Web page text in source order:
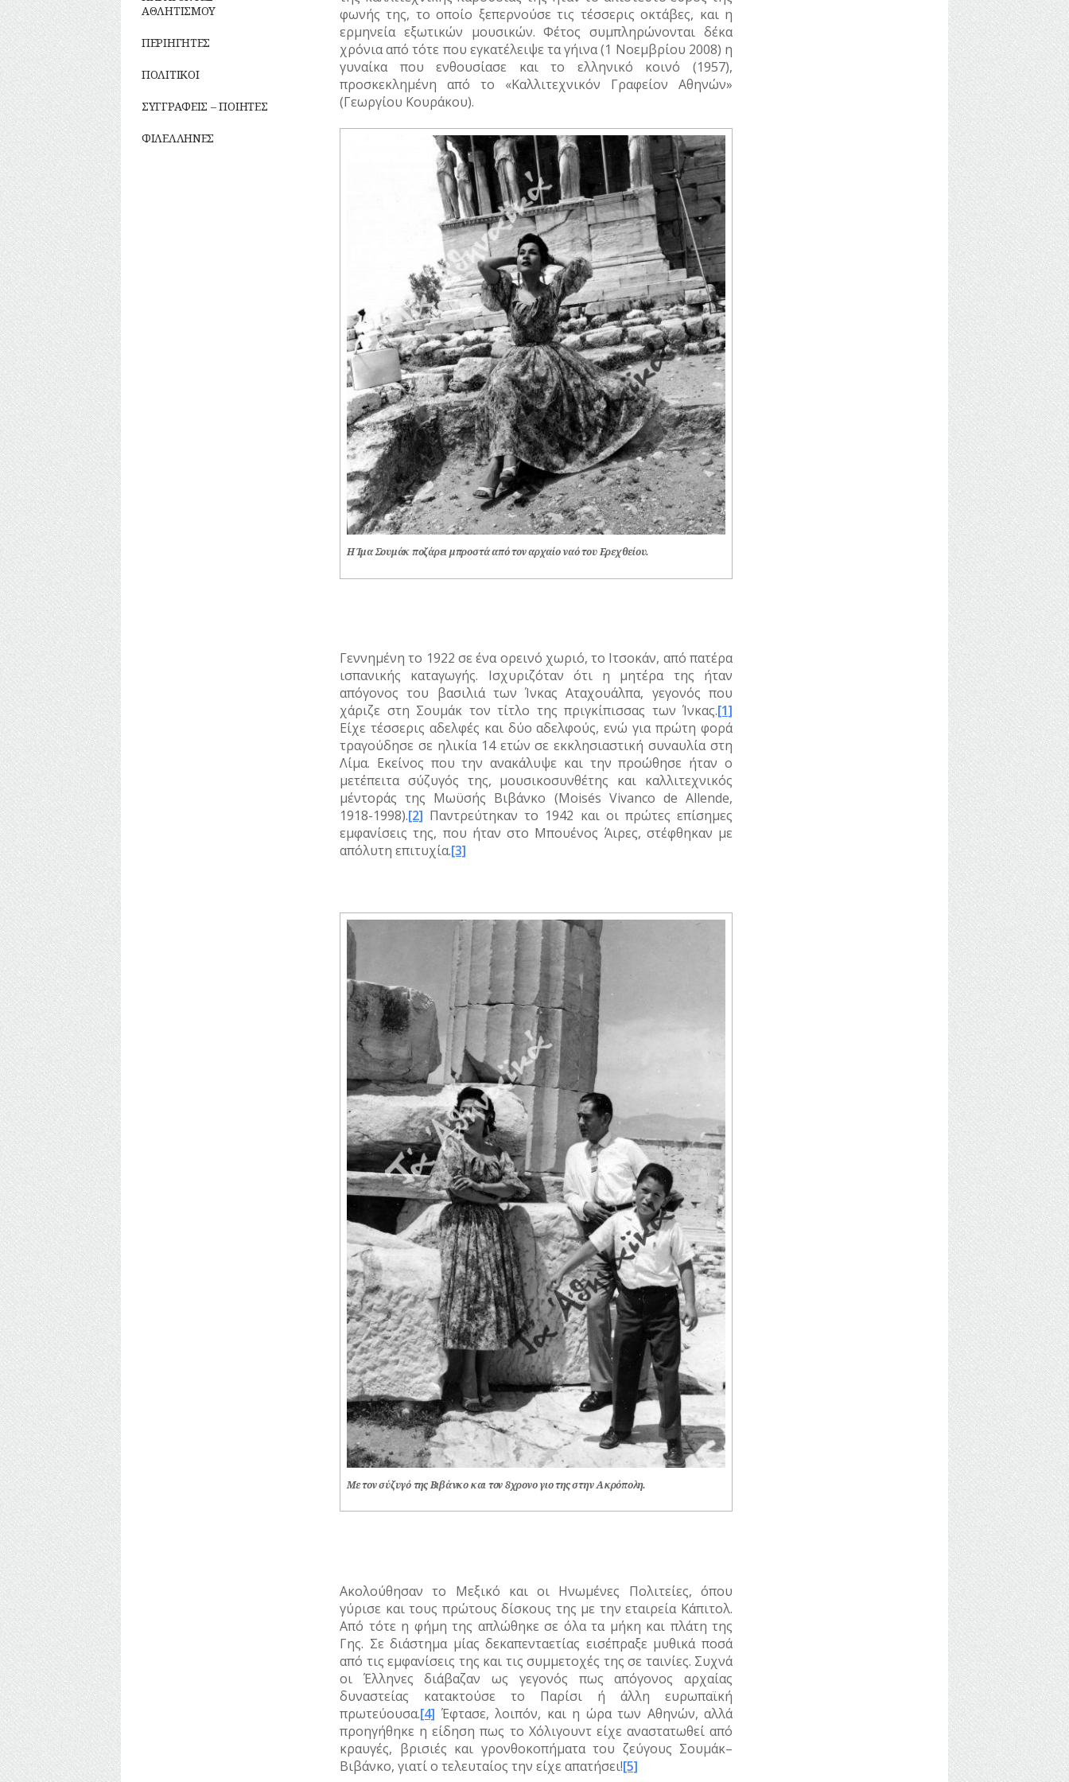
ΡΕΜΑΤΑ
ΣΥΓΚΟΙΝΩΝΙΕΣ
ΣΥΛΛΟΓΟΙ-
ΑΘΛΗΤΙΣΜΟΥ
ΠΕΡΙΗΓΗΤΕΣ
ΠΟΛΙΤΙΚΟΙ
ΣΥΓΓΡΑΦΕΙΣ – ΠΟΙΗΤΕΣ
ΦΙΛΕΛΛΗΝΕΣ
φωνής της, το οποίο ξεπερνούσε τις τέσσερις οκτάβες, και η
ερμηνεία εξωτικών μουσικών. Φέτος συμπληρώνονται δέκα
χρόνια από τότε που εγκατέλειψε τα γήινα (1 Νοεμβρίου 2008) η
γυναίκα που ενθουσίασε και το ελληνικό κοινό (1957),
προσκεκλημένη από το «Καλλιτεχνικόν Γραφείον Αθηνών»
(Γεωργίου Κουράκου).
Η Ίμα Σουμάκ ποζάρει μπροστά από τον αρχαίο ναό του Ερεχθείου.
Γεννημένη το 1922 σε ένα ορεινό χωριό, το Ιτσοκάν, από πατέρα
ισπανικής καταγωγής. Ισχυριζόταν ότι η μητέρα της ήταν
απόγονος του βασιλιά των Ίνκας Αταχουάλπα, γεγονός που
χάριζε στη Σουμάκ τον τίτλο της πριγκίπισσας των Ίνκας.[1]
Είχε τέσσερις αδελφές και δύο αδελφούς, ενώ για πρώτη φορά
τραγούδησε σε ηλικία 14 ετών σε εκκλησιαστική συναυλία στη
Λίμα. Εκείνος που την ανακάλυψε και την προώθησε ήταν ο
μετέπειτα σύζυγός της, μουσικοσυνθέτης και καλλιτεχνικός
μέντοράς της Μωϋσής Βιβάνκο (Moisés Vivanco de Allende,
1918-1998).[2] Παντρεύτηκαν το 1942 και οι πρώτες επίσημες
εμφανίσεις της, που ήταν στο Μπουένος Άιρες, στέφθηκαν με
απόλυτη επιτυχία.[3]
Με τον σύζυγό της Βιβάνκο και τον 8χρονο γιο της στην Ακρόπολη.
Ακολούθησαν το Μεξικό και οι Ηνωμένες Πολιτείες, όπου
γύρισε και τους πρώτους δίσκους της με την εταιρεία Κάπιτολ.
Από τότε η φήμη της απλώθηκε σε όλα τα μήκη και πλάτη της
Γης. Σε διάστημα μίας δεκαπενταετίας εισέπραξε μυθικά ποσά
από τις εμφανίσεις της και τις συμμετοχές της σε ταινίες. Συχνά
οι Έλληνες διάβαζαν ως γεγονός πως απόγονος αρχαίας
δυναστείας κατακτούσε το Παρίσι ή άλλη ευρωπαϊκή
πρωτεύουσα.[4] Έφτασε, λοιπόν, και η ώρα των Αθηνών, αλλά
προηγήθηκε η είδηση πως το Χόλιγουντ είχε αναστατωθεί από
κραυγές, βρισιές και γρονθοκοπήματα του ζεύγους Σουμάκ–
Βιβάνκο, γιατί ο τελευταίος την είχε απατήσει![5]